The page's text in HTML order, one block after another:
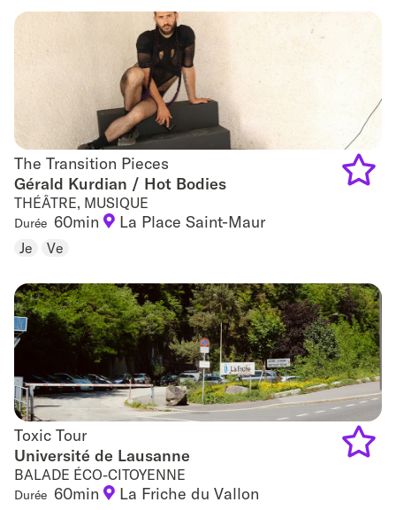
The Transition Pieces
The Transition Pieces
Gérald Kurdian / Hot Bodies
THÉÂTRE, MUSIQUE
Durée 60min La Place Saint-Maur
Je Ve
Toxic Tour
Toxic Tour
Université de Lausanne
BALADE ÉCO-CITOYENNE
Durée 60min La Friche du Vallon